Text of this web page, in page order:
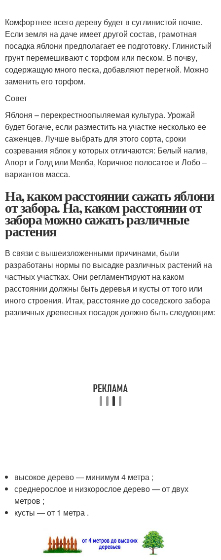
Комфортнее всего дереву будет в суглинистой почве.
Если земля на даче имеет другой состав, грамотная
посадка яблони предполагает ее подготовку. Глинистый
грунт перемешивают с торфом или песком. В почву,
содержащую много песка, добавляют перегной. Можно
заменить его торфом.
Совет
Яблоня – перекрестноопыляемая культура. Урожай
будет богаче, если разместить на участке несколько ее
саженцев. Лучше выбрать для этого сорта, сроки
созревания яблок у которых отличаются: Белый налив,
Апорт и Голд или Мелба, Коричное полосатое и Лобо –
вариантов масса.
На, каком расстоянии сажать яблони
от забора. На, каком расстоянии от
забора можно сажать различные
растения
В связи с вышеизложенными причинами, были
разработаны нормы по высадке различных растений на
частных участках. Они регламентируют на каком
расстоянии должны быть деревья и кусты от того или
иного строения. Итак, расстояние до соседского забора
различных древесных посадок должно быть следующим:
высокое дерево — минимум 4 метра ;
среднерослое и низкорослое дерево — от двух
метров ;
кусты — от 1 метра .